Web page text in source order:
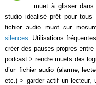
muet à glisser dans
studio idéalisé prêt pour
fichier audio muet sur
silences. Utilisations
créer des pauses propres
podcast > rendre muets des
d’un fichier audio (alarme,
etc.) > garder actif un lecteur,